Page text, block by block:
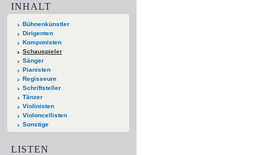
INHALT
Bühnenkünstler
Dirigenten
Komponisten
Schauspieler
Sänger
Pianisten
Regisseure
Schriftsteller
Tänzer
Violinisten
Violoncellisten
Sonstige
LISTEN